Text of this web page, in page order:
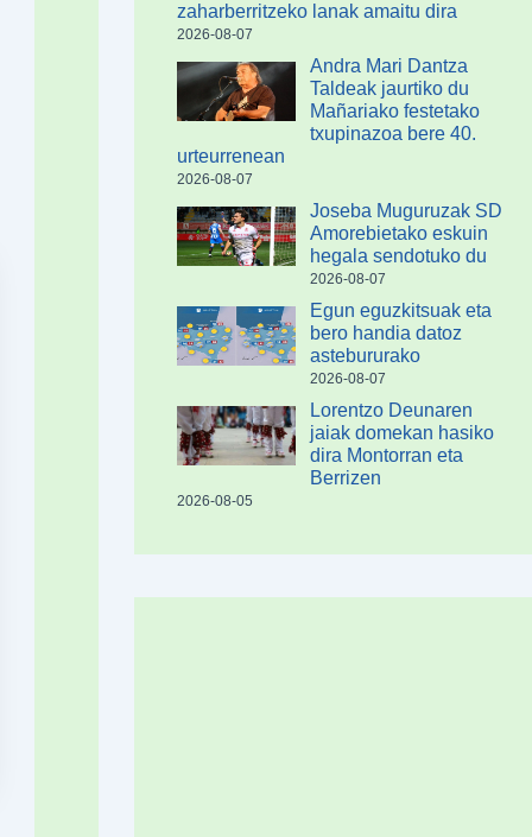
zaharberritzeko lanak amaitu dira
2026-08-07
Andra Mari Dantza
Taldeak jaurtiko du
Mañariako festetako
txupinazoa bere 40.
urteurrenean
2026-08-07
Joseba Muguruzak SD
Amorebietako eskuin
hegala sendotuko du
2026-08-07
Egun eguzkitsuak eta
bero handia datoz
astebururako
2026-08-07
Lorentzo Deunaren
jaiak domekan hasiko
dira Montorran eta
Berrizen
2026-08-05